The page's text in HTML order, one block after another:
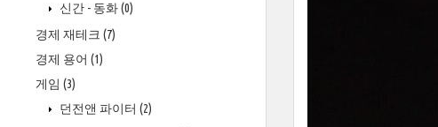
신간 - 동화(0)
경제 재테크 (7)
경제 용어 (1)
게임 (3)
던전앤 파이터 (2)